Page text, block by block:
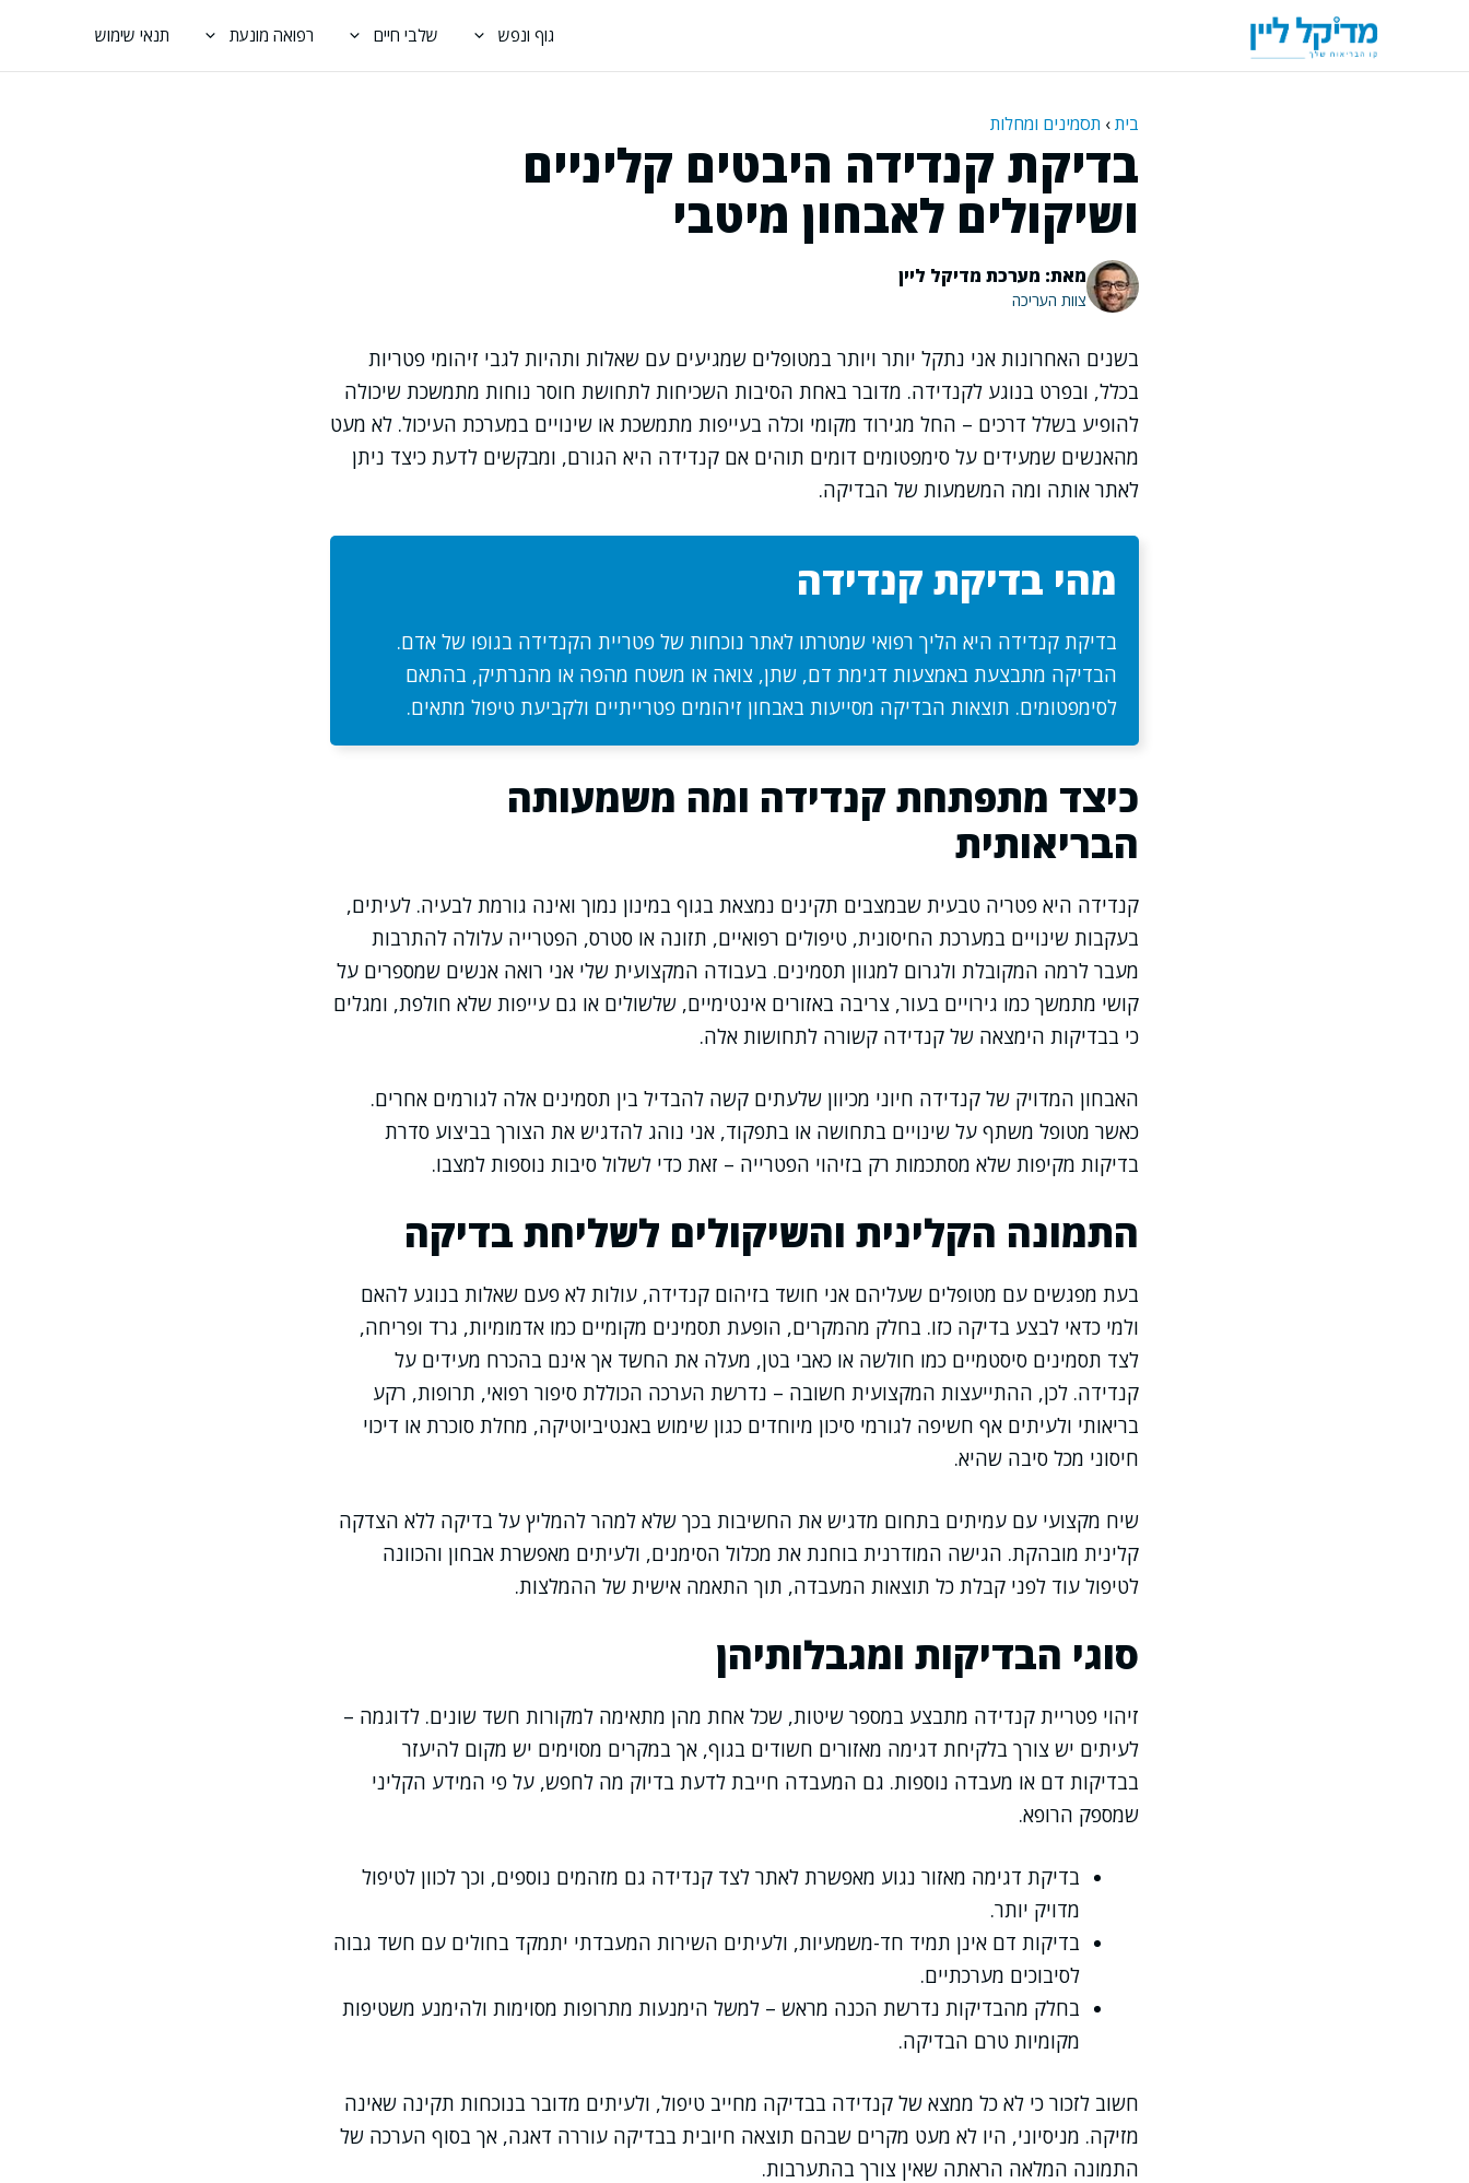
גוף ונפש שלבי חיים רפואה מונעת תנאי שימוש
בית› תסמינים ומחלות
בדיקת קנדידה היבטים קליניים
ושיקולים לאבחון מיטבי
מאת: מערכת מדיקל ליין
צוות העריכה
בשנים האחרונות אני נתקל יותר ויותר במטופלים שמגיעים עם שאלות ותהיות לגבי זיהומי פטריות
בכלל, ובפרט בנוגע לקנדידה. מדובר באחת הסיבות השכיחות לתחושת חוסר נוחות מתמשכת שיכולה
להופיע בשלל דרכים – החל מגירוד מקומי וכלה בעייפות מתמשכת או שינויים במערכת העיכול. לא מעט
מהאנשים שמעידים על סימפטומים דומים תוהים אם קנדידה היא הגורם, ומבקשים לדעת כיצד ניתן
לאתר אותה ומה המשמעות של הבדיקה.
מהי בדיקת קנדידה
בדיקת קנדידה היא הליך רפואי שמטרתו לאתר נוכחות של פטריית הקנדידה בגופו של אדם.
הבדיקה מתבצעת באמצעות דגימת דם, שתן, צואה או משטח מהפה או מהנרתיק, בהתאם
לסימפטומים. תוצאות הבדיקה מסייעות באבחון זיהומים פטרייתיים ולקביעת טיפול מתאים.
כיצד מתפתחת קנדידה ומה משמעותה
הבריאותית
קנדידה היא פטריה טבעית שבמצבים תקינים נמצאת בגוף במינון נמוך ואינה גורמת לבעיה. לעיתים,
בעקבות שינויים במערכת החיסונית, טיפולים רפואיים, תזונה או סטרס, הפטרייה עלולה להתרבות
מעבר לרמה המקובלת ולגרום למגוון תסמינים. בעבודה המקצועית שלי אני רואה אנשים שמספרים על
קושי מתמשך כמו גירויים בעור, צריבה באזורים אינטימיים, שלשולים או גם עייפות שלא חולפת, ומגלים
כי בבדיקות הימצאה של קנדידה קשורה לתחושות אלה.
האבחון המדויק של קנדידה חיוני מכיוון שלעתים קשה להבדיל בין תסמינים אלה לגורמים אחרים.
כאשר מטופל משתף על שינויים בתחושה או בתפקוד, אני נוהג להדגיש את הצורך בביצוע סדרת
בדיקות מקיפות שלא מסתכמות רק בזיהוי הפטרייה – זאת כדי לשלול סיבות נוספות למצבו.
התמונה הקלינית והשיקולים לשליחת בדיקה
בעת מפגשים עם מטופלים שעליהם אני חושד בזיהום קנדידה, עולות לא פעם שאלות בנוגע להאם
ולמי כדאי לבצע בדיקה כזו. בחלק מהמקרים, הופעת תסמינים מקומיים כמו אדמומיות, גרד ופריחה,
לצד תסמינים סיסטמיים כמו חולשה או כאבי בטן, מעלה את החשד אך אינם בהכרח מעידים על
קנדידה. לכן, ההתייעצות המקצועית חשובה – נדרשת הערכה הכוללת סיפור רפואי, תרופות, רקע
בריאותי ולעיתים אף חשיפה לגורמי סיכון מיוחדים כגון שימוש באנטיביוטיקה, מחלת סוכרת או דיכוי
חיסוני מכל סיבה שהיא.
שיח מקצועי עם עמיתים בתחום מדגיש את החשיבות בכך שלא למהר להמליץ על בדיקה ללא הצדקה
קלינית מובהקת. הגישה המודרנית בוחנת את מכלול הסימנים, ולעיתים מאפשרת אבחון והכוונה
לטיפול עוד לפני קבלת כל תוצאות המעבדה, תוך התאמה אישית של ההמלצות.
סוגי הבדיקות ומגבלותיהן
זיהוי פטריית קנדידה מתבצע במספר שיטות, שכל אחת מהן מתאימה למקורות חשד שונים. לדוגמה –
לעיתים יש צורך בלקיחת דגימה מאזורים חשודים בגוף, אך במקרים מסוימים יש מקום להיעזר
בבדיקות דם או מעבדה נוספות. גם המעבדה חייבת לדעת בדיוק מה לחפש, על פי המידע הקליני
שמספק הרופא.
בדיקת דגימה מאזור נגוע מאפשרת לאתר לצד קנדידה גם מזהמים נוספים, וכך לכוון לטיפול
מדויק יותר.
בדיקות דם אינן תמיד חד-משמעיות, ולעיתים השירות המעבדתי יתמקד בחולים עם חשד גבוה
לסיבוכים מערכתיים.
בחלק מהבדיקות נדרשת הכנה מראש – למשל הימנעות מתרופות מסוימות ולהימנע משטיפות
מקומיות טרם הבדיקה.
חשוב לזכור כי לא כל ממצא של קנדידה בבדיקה מחייב טיפול, ולעיתים מדובר בנוכחות תקינה שאינה
מזיקה. מניסיוני, היו לא מעט מקרים שבהם תוצאה חיובית בבדיקה עוררה דאגה, אך בסוף הערכה של
התמונה המלאה הראתה שאין צורך בהתערבות.